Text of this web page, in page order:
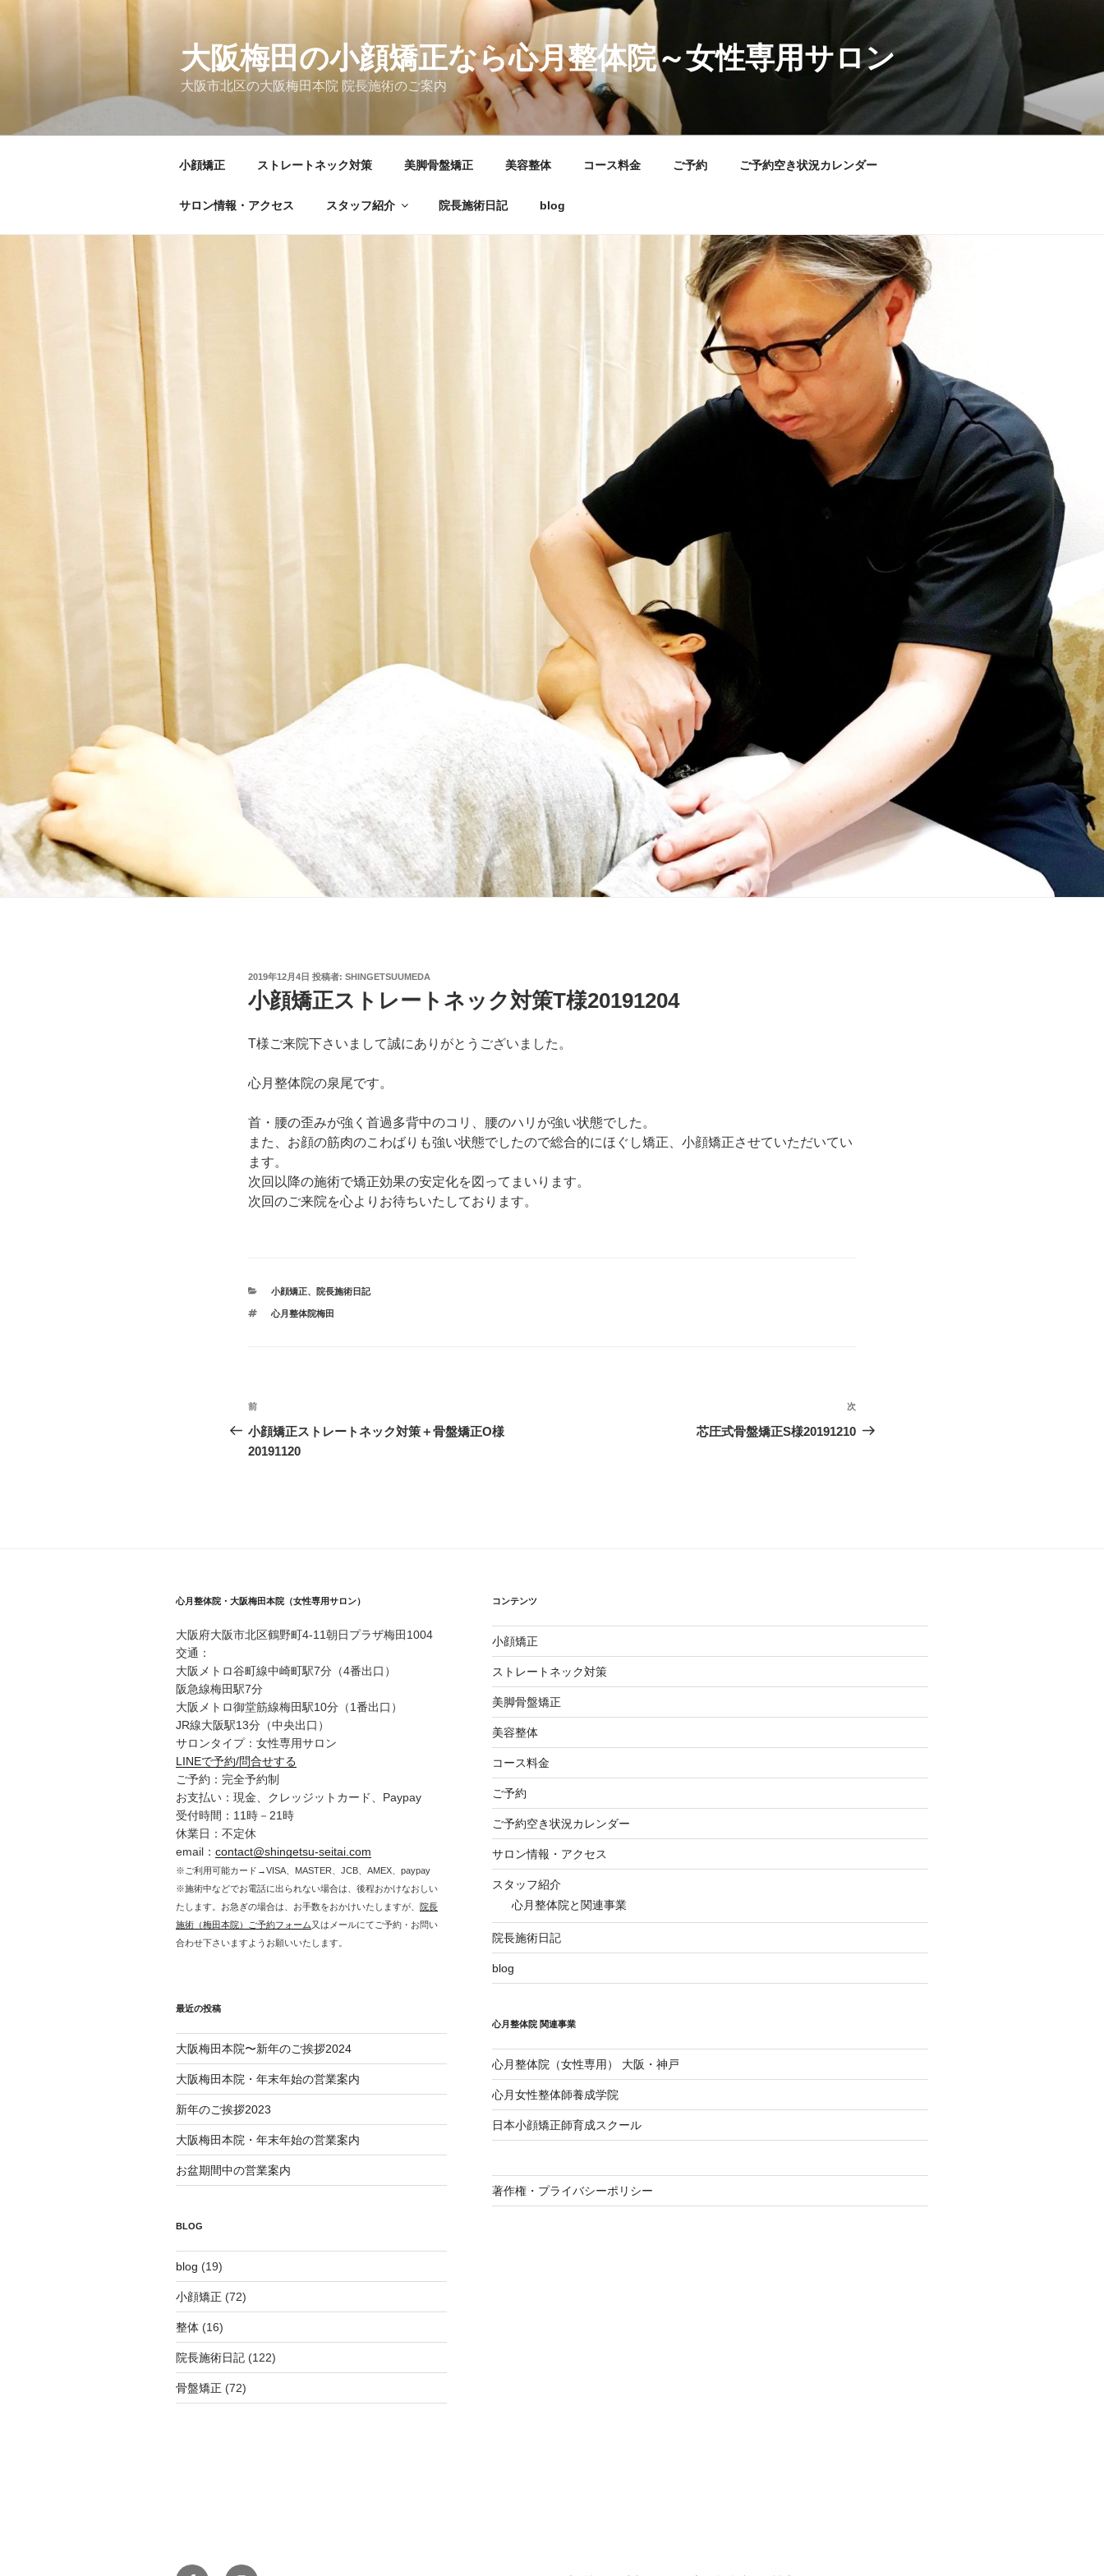
大阪梅田の小顔矯正なら心月整体院～女性専用サロン
大阪市北区の大阪梅田本院 院長施術のご案内
小顔矯正 ストレートネック対策 美脚骨盤矯正 美容整体 コース料金 ご予約 ご予約空き状況カレンダー
サロン情報・アクセス スタッフ紹介 院長施術日記 blog
投
日:
2019年12月4日 投稿者: SHINGETSUUMEDA
小顔矯正ストレートネック対策T様20191204
T様ご来院下さいまして誠にありがとうございました。
心月整体院の泉尾です。
首・腰の歪みが強く首過多背中のコリ、腰のハリが強い状態でした。
また、お顔の筋肉のこわばりも強い状態でしたので総合的にほぐし矯正、小顔矯正させていただいてい
ます。
次回以降の施術で矯正効果の安定化を図ってまいります。
次回のご来院を心よりお待ちいたしております。
カ
ゴ
小顔矯正、 院長施術日記
タ
心月整体院梅田
投
稿
ナ
ョ
ン
前
の
投
前
小顔矯正ストレートネック対策＋骨盤矯正O様
20191120
次
の
次
芯圧式骨盤矯正S様20191210
心月整体院・大阪梅田本院（女性専用サロン）
大阪府大阪市北区鶴野町4-11朝日プラザ梅田1004
交通：
大阪メトロ谷町線中崎町駅7分（4番出口）
阪急線梅田駅7分
大阪メトロ御堂筋線梅田駅10分（1番出口）
JR線大阪駅13分（中央出口）
サロンタイプ：女性専用サロン
LINEで予約/問合せする
ご予約：完全予約制
お支払い：現金、クレッジットカード、Paypay
受付時間：11時－21時
休業日：不定休
email： contact@shingetsu-seitai.com
※ご利用可能カード→VISA、MASTER、JCB、AMEX、paypay
※施術中などでお電話に出られない場合は、後程おかけなおしい
たします。お急ぎの場合は、お手数をおかけいたしますが、 院長
施術（梅田本院）ご予約フォーム又はメールにてご予約・お問い
合わせ下さいますようお願いいたします。
最近の投稿
大阪梅田本院〜新年のご挨拶2024
大阪梅田本院・年末年始の営業案内
新年のご挨拶2023
大阪梅田本院・年末年始の営業案内
お盆期間中の営業案内
BLOG
blog (19)
小顔矯正 (72)
整体 (16)
院長施術日記 (122)
骨盤矯正 (72)
コンテンツ
小顔矯正
ストレートネック対策
美脚骨盤矯正
美容整体
コース料金
ご予約
ご予約空き状況カレンダー
サロン情報・アクセス
スタッフ紹介
心月整体院と関連事業
院長施術日記
blog
心月整体院 関連事業
心月整体院（女性専用） 大阪・神戸
心月女性整体師養成学院
日本小顔矯正師育成スクール
著作権・プライバシーポリシー